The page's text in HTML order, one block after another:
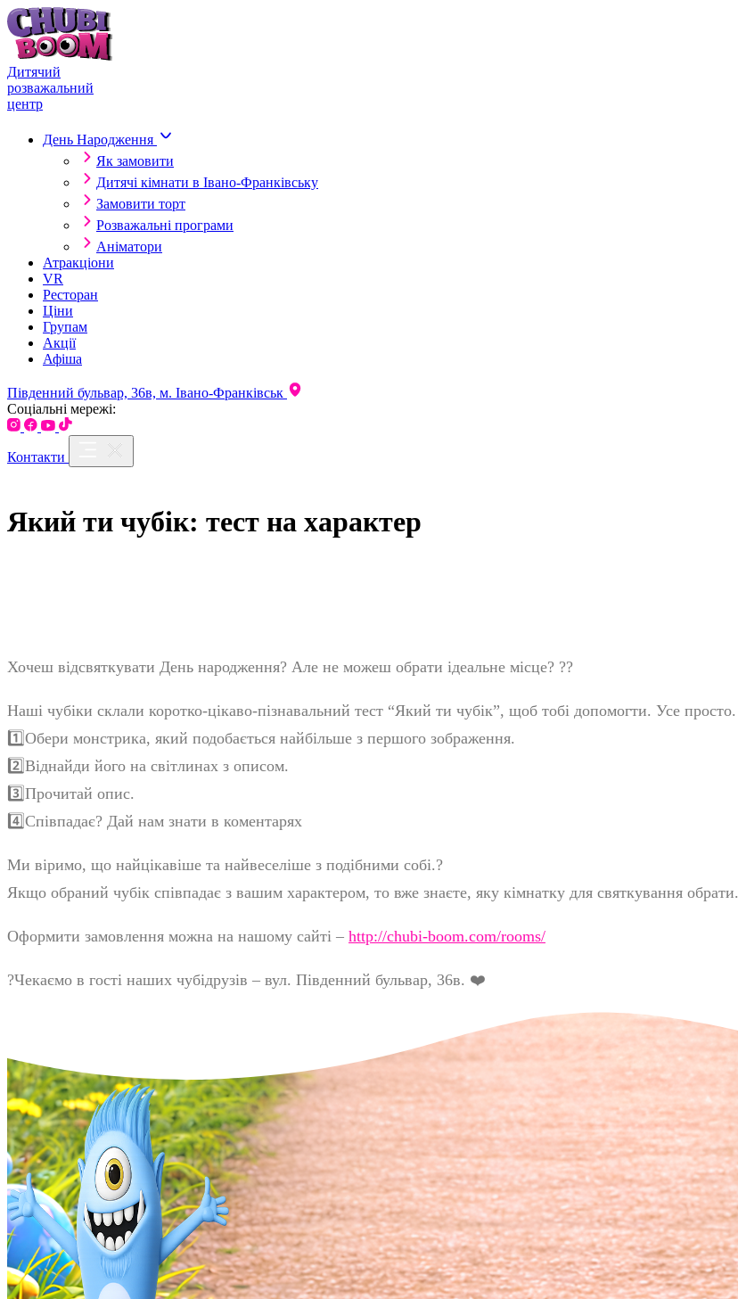
Skip to content
Дитячий
розважальний
центр
День Народження
Як замовити
Дитячі кімнати в Івано-Франківську
Замовити торт
Розважальні програми
Аніматори
Атракціони
VR
Ресторан
Ціни
Групам
Акції
Афіша
Південний бульвар, 36в, м. Івано-Франківськ
Соціальні мережі:
Контакти
Який ти чубік: тест на характер
Хочеш відсвяткувати День народження? Але не можеш обрати ідеальне місце? ??
Наші чубіки склали коротко-цікаво-пізнавальний тест “Який ти чубік”, щоб тобі допомогти. Усе просто.
1️⃣Обери монстрика, який подобається найбільше з першого зображення.
2️⃣Віднайди його на світлинах з описом.
3️⃣Прочитай опис.
4️⃣Співпадає? Дай нам знати в коментарях
Ми віримо, що найцікавіше та найвеселіше з подібними собі.?
Якщо обраний чубік співпадає з вашим характером, то вже знаєте, яку кімнатку для святкування обрати.
Оформити замовлення можна на нашому сайті – http://chubi-boom.com/rooms/
?Чекаємо в гості наших чубідрузів – вул. Південний бульвар, 36в. ❤️